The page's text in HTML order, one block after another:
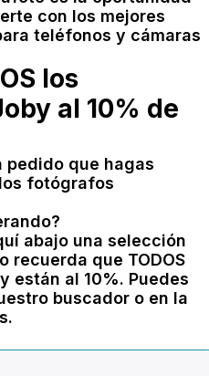
con los mejores
teléfonos y cámaras
los
al 10% de
pedido que hagas
fotógrafos
abajo una selección
recuerda que TODOS
están al 10%. Puedes
buscador o en la